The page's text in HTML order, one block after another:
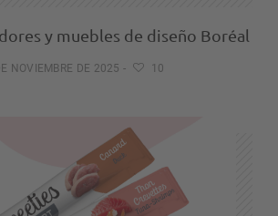
y muebles de diseño Boréal
NOVIEMBRE DE 2025 - 10